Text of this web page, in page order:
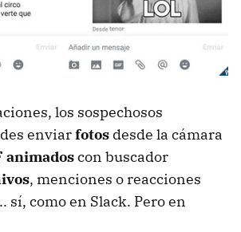
los sospechosos
enviarfotos desde la cámara
animadoscon buscador
, menciones o reacciones
sí, como en Slack. Pero en